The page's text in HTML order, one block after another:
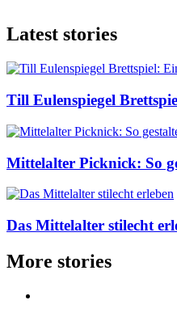
Latest stories
Till Eulenspiegel
Mittelalter Picknick: So
Das Mittelalter stilecht
More stories